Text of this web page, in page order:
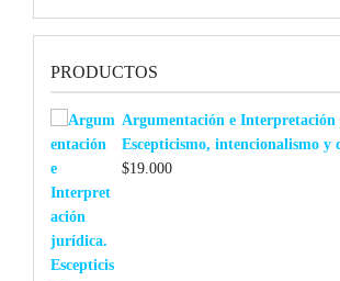
PRODUCTOS
Argumentación e
Escepticismo, intencionalismo y
$19.000